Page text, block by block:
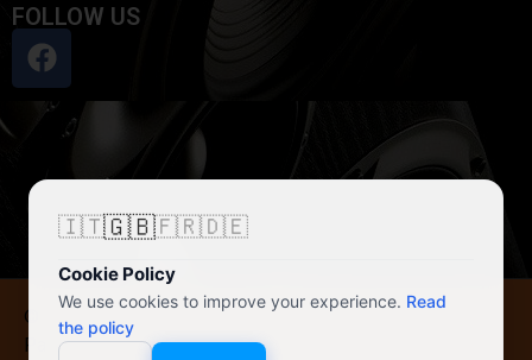
FOLLOW US
© 2026 Cimbarecord di Alessandro Galassi
Partita IVA/VAT Number: IT02008010429
🇮🇹🇬🇧🇫🇷🇩🇪
Cookie Policy
We use cookies to improve your experience. Read
the policy